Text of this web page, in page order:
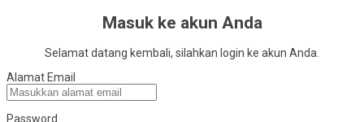
Masuk ke akun Anda
Selamat datang kembali, silahkan login ke akun Anda.
Alamat Email
Password